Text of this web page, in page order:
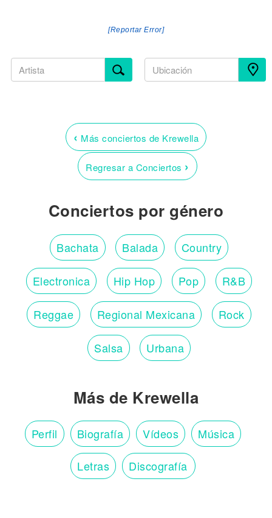
[Reportar Error]
‹ Más conciertos de Krewella
Regresar a Conciertos ›
Conciertos por género
Bachata Balada Country
Electronica Hip Hop Pop R&B
Reggae Regional Mexicana Rock
Salsa Urbana
Más de Krewella
Perfil Biografía Vídeos Música
Letras Discografía